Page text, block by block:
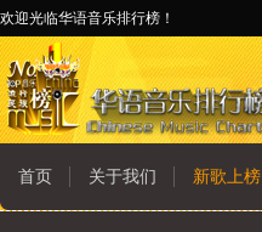
欢迎光临华语音乐排行榜！
首页 关于我们 新歌上榜